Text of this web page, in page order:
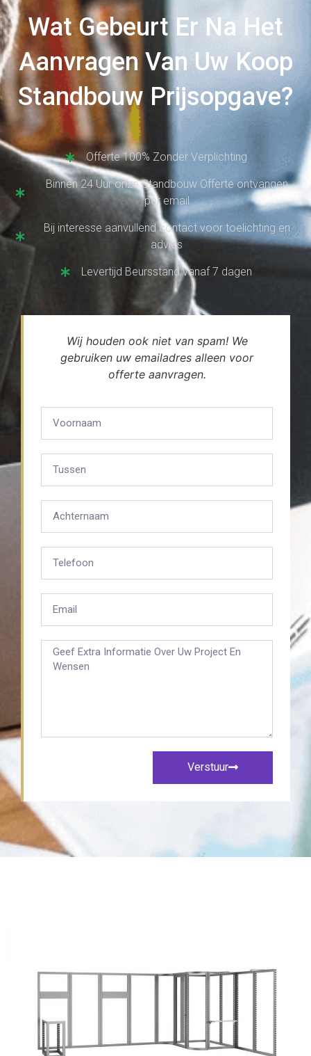
Wat Gebeurt Er Na Het
Aanvragen Van Uw Koop
Standbouw Prijsopgave?
Offerte 100% Zonder Verplichting
Binnen 24 Uur onze Standbouw Offerte ontvangen
per email
Bij interesse aanvullend contact voor toelichting en
advies
Levertijd Beursstand vanaf 7 dagen
Wij houden ook niet van spam! We
gebruiken uw emailadres alleen voor
offerte aanvragen.
Verstuur